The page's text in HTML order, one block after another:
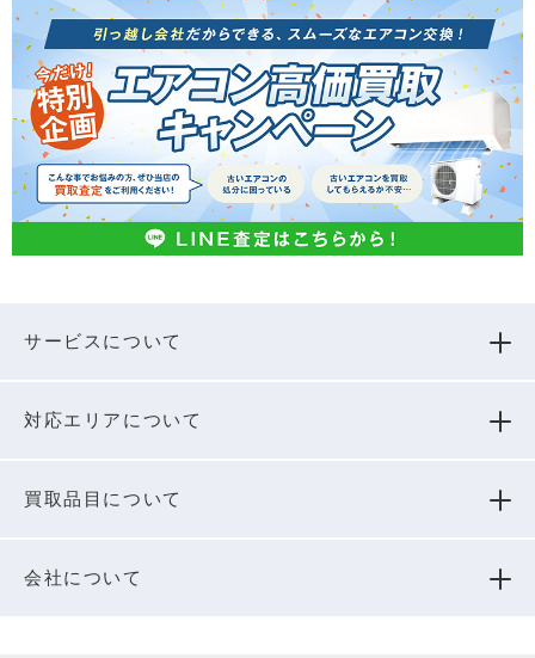
サービスについて
対応エリアについて
買取品⽬について
会社について